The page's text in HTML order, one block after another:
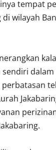
tempat
wilayah